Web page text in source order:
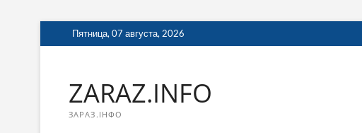
Перейти
к
Пятница, 07 августа, 2026
ZARAZ.INFO
ЗАРАЗ.ІНФО